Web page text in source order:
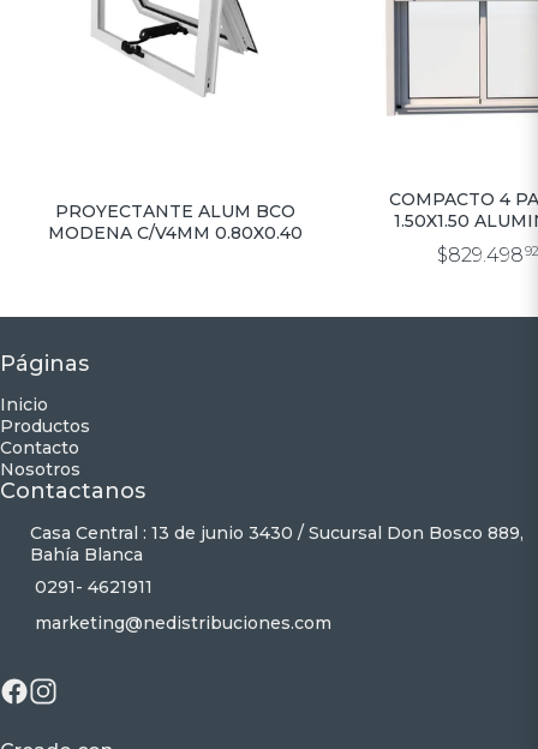
PROYECTANTE ALUM BCO
MODENA C/V4MM 0.80X0.40
COMPACTO 4
1.50X1.50
CORTINA
$829.498
Páginas
Inicio
Productos
Contacto
Nosotros
Contactanos
Casa Central : 13 de junio 3430 / Sucursal Don Bosco 889,
Bahía Blanca
0291- 4621911
marketing@nedistribuciones.com